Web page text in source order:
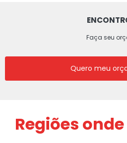
Faça seu
Quero meu
Regiões